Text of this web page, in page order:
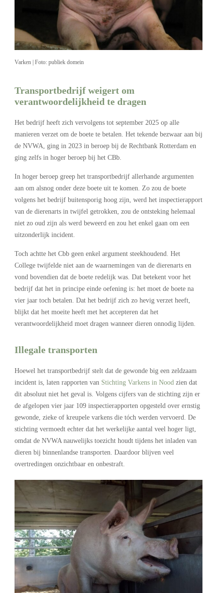
Varken | Foto: publiek domein
Transportbedrijf weigert om
verantwoordelijkheid te dragen
Het bedrijf heeft zich vervolgens tot september 2025 op alle
manieren verzet om de boete te betalen. Het tekende bezwaar aan bij
de NVWA, ging in 2023 in beroep bij de Rechtbank Rotterdam en
ging zelfs in hoger beroep bij het CBb.
In hoger beroep greep het transportbedrijf allerhande argumenten
aan om alsnog onder deze boete uit te komen. Zo zou de boete
volgens het bedrijf buitensporig hoog zijn, werd het inspectierapport
van de dierenarts in twijfel getrokken, zou de ontsteking helemaal
niet zo oud zijn als werd beweerd en zou het enkel gaan om een
uitzonderlijk incident.
Toch achtte het Cbb geen enkel argument steekhoudend. Het
College twijfelde niet aan de waarnemingen van de dierenarts en
vond bovendien dat de boete redelijk was. Dat betekent voor het
bedrijf dat het in principe einde oefening is: het moet de boete na
vier jaar toch betalen. Dat het bedrijf zich zo hevig verzet heeft,
blijkt dat het moeite heeft met het accepteren dat het
verantwoordelijkheid moet dragen wanneer dieren onnodig lijden.
Illegale transporten
Hoewel het transportbedrijf stelt dat de gewonde big een zeldzaam
incident is, laten rapporten van Stichting Varkens in Nood zien dat
dit absoluut niet het geval is. Volgens cijfers van de stichting zijn er
de afgelopen vier jaar 109 inspectierapporten opgesteld over ernstig
gewonde, zieke of kreupele varkens die tóch werden vervoerd. De
stichting vermoedt echter dat het werkelijke aantal veel hoger ligt,
omdat de NVWA nauwelijks toezicht houdt tijdens het inladen van
dieren bij binnenlandse transporten. Daardoor blijven veel
overtredingen onzichtbaar en onbestraft.